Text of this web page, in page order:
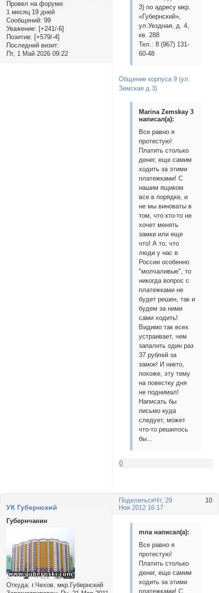
Провел на форуме:
1 месяц 19 дней
Сообщений: 99
Уважение: [+241/-6]
Позитив: [+579/-4]
Последний визит:
Пт, 1 Май 2026 09:22
3) по адресу мкр.
«Губернский»,
ул.Уездная, д. 4,
кв. 288
Тел.: 8 (967) 131-
60-48
Общение корпуса 9 (ул.
Земская д.3)
Marina Zemskay 3
написал(а):
Все равно я
протестую!
Платить столько
денег, еще самим
ходить за этими
платежками! С
нашим ящиком
все в порядке, и
не мы виноваты в
том, что кто-то не
хочет менять
замки или еще
что! А то, что
люди у нас в
России особенно
"молчаливые", то
никогда вопрос с
платежками не
будет решен, так и
будем за ними
сами ходить!
Видимо так всех
устраивает, чем
запалить один раз
37 рублей за
замок! И никто,
похоже, эту тему
на повестку дня
не поднимал!
Написать бы
письмо куда
следует, может
что-то решилось
бы...
0
Поделиться 10
Чт, 29
Ноя 2012 16:17
УК Губернский
Губернчанин
Откуда: г.Чехов, мкр.Губернский
mnа написал(а):
Все равно я
протестую!
Платить столько
денег, еще самим
ходить за этими
платежками! С